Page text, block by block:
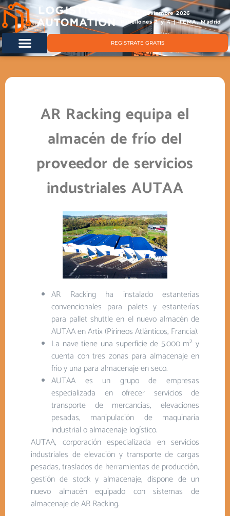
11 & 12 noviembre 2026
Pabellones 2 y 4 | IFEMA, Madrid
REGISTRATE GRATIS
AR Racking equipa el
almacén de frío del
proveedor de servicios
industriales AUTAA
AR Racking ha instalado estanterías
convencionales para palets y estanterías
para pallet shuttle en el nuevo almacén de
AUTAA en Artix (Pirineos Atlánticos, Francia).
La nave tiene una superficie de 5.000 m2 y
cuenta con tres zonas para almacenaje en
frío y una para almacenaje en seco.
AUTAA es un grupo de empresas
especializada en ofrecer servicios de
transporte de mercancías, elevaciones
pesadas, manipulación de maquinaria
industrial o almacenaje logístico.
AUTAA, corporación especializada en servicios
industriales de elevación y transporte de cargas
pesadas, traslados de herramientas de producción,
gestión de stock y almacenaje, dispone de un
nuevo almacén equipado con sistemas de
almacenaje de AR Racking.